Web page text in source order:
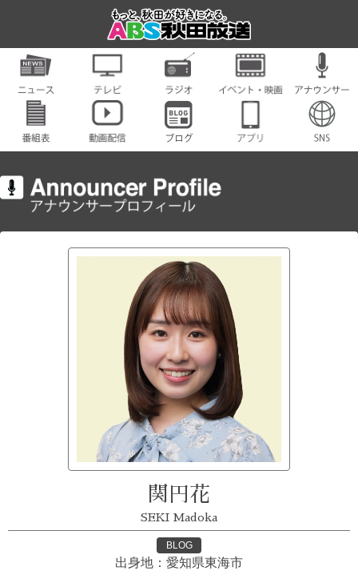
関円花
SEKI Madoka
BLOG
出身地：愛知県東海市